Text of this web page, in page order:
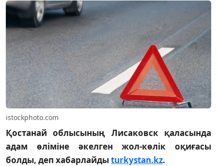
istockphoto.com
Қостанай облысының Лисаковск қаласында
адам өліміне әкелген жол-көлік оқиғасы
болды, деп хабарлайдыturkystan.kz.